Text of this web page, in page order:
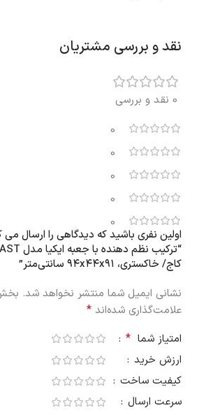
نقد و بررسی مشتریان
0 نقد و بررسی
0
0
0
0
0
اولین نفری باشید که دیدگاهی را ارسال می
کاج/ خاکستری، ۹۴x۴۴x۹۱ سانتی‌متر”
نشانی ایمیل شما منتشر نخواهد شد.
علامت‌گذاری شده‌اند *
امتیاز شما *
ارزش خرید
کیفیت ساخت
سرعت ارسال